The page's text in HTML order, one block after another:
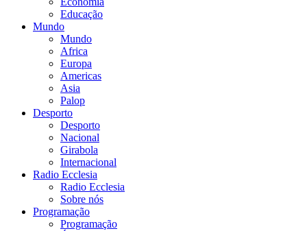
Educação
Mundo
Mundo
Africa
Europa
Americas
Asia
Palop
Desporto
Desporto
Nacional
Girabola
Internacional
Radio Ecclesia
Radio Ecclesia
Sobre nós
Programação
Programação